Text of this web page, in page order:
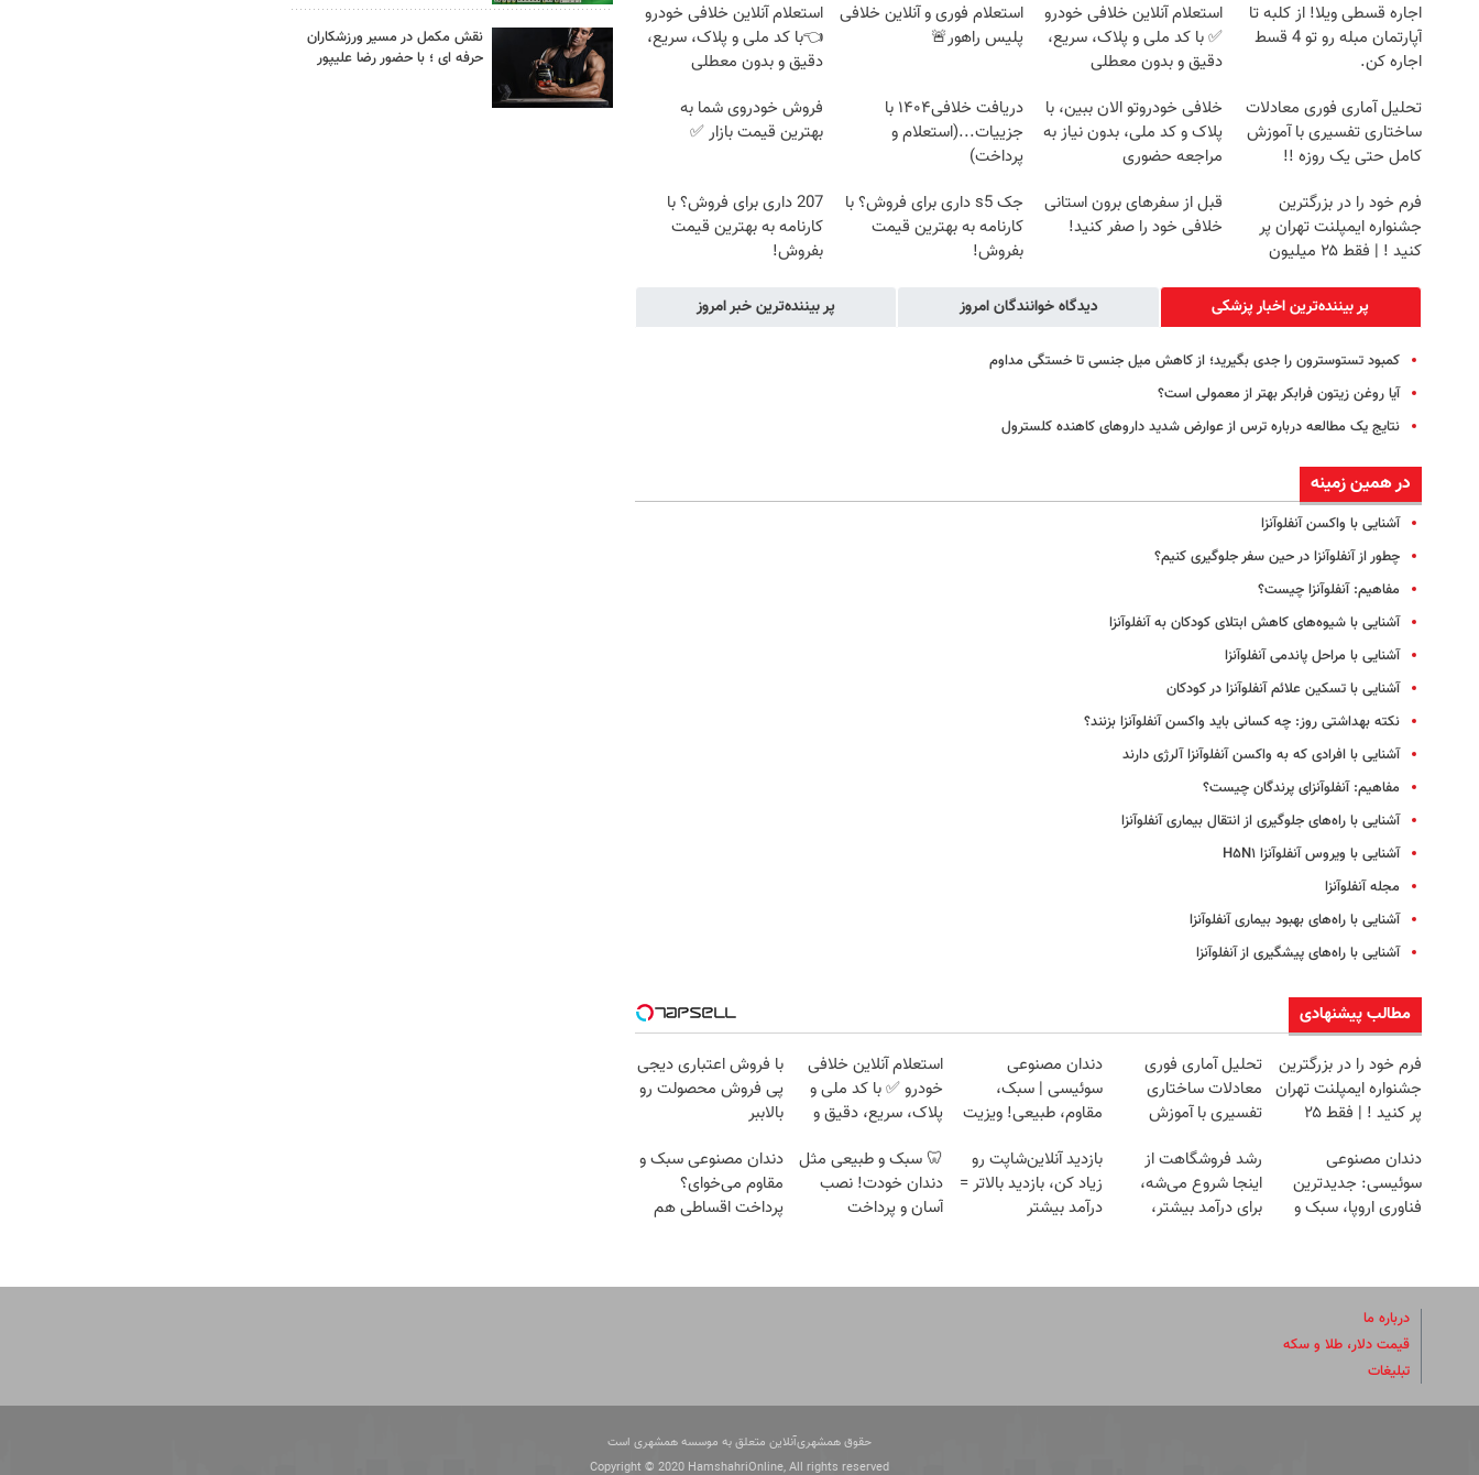
اجاره‌ قسطی ویلا! از کلبه تا
آپارتمان مبله رو تو 4 قسط
اجاره کن.
استعلام آنلاین خلافی خودرو
✅ با کد ملی و پلاک، سریع،
دقیق و بدون معطلی
استعلام فوری و آنلاین خلافی
پلیس راهور🚨
استعلام آنلاین خلافی خودرو
👈با کد ملی و پلاک، سریع،
دقیق و بدون معطلی
تحلیل آماری فوری معادلات
ساختاری تفسیری با آموزش
کامل حتی یک روزه !!
خلافی خودروتو الان ببین، با
پلاک و کد ملی، بدون نیاز به
مراجعه حضوری
دریافت خلافی۱۴۰۴ با
جزییات...(استعلام و
پرداخت)
فروش خودروی شما به
بهترین قیمت بازار ✅
فرم خود را در بزرگترین
جشنواره ایمپلنت تهران پر
کنید ! | فقط ۲۵ میلیون
قبل از سفرهای برون استانی
خلافی خود را صفر کنید!
جک s5 داری برای فروش؟ با
کارنامه به بهترین قیمت
بفروش!
207 داری برای فروش؟ با
کارنامه به بهترین قیمت
بفروش!
پر بیننده‌ترین اخبار پزشکی دیدگاه خوانندگان امروز پر بیننده‌ترین خبر امروز
کمبود تستوسترون را جدی بگیرید؛ از کاهش میل جنسی تا خستگی مداوم
آیا روغن زیتون فرابکر بهتر از معمولی است؟
نتایج یک مطالعه درباره ترس از عوارض شدید داروهای کاهنده کلسترول
در همین زمینه
آشنایی با واکسن آنفلوآنزا
چطور از آنفلوآنزا در حین سفر جلوگیری کنیم؟
مفاهیم: آنفلوآنزا چیست؟
آشنایی با شیوه‌های کاهش ابتلای کودکان به آنفلوآنزا
آشنایی با مراحل پاندمی آنفلوآنزا
آشنایی با تسکین علائم آنفلوآنزا در کودکان
نکته بهداشتی روز: چه کسانی باید واکسن آنفلوآنزا بزنند؟
آشنایی با افرادی که به واکسن آنفلوآنزا آلرژی دارند
مفاهیم: آنفلوآنزای پرندگان چیست؟
آشنایی با راه‌های جلوگیری از انتقال بیماری آنفلوآنزا
آشنایی با ویروس آنفلوآنزا H۵N۱
مجله آنفلوآنزا
آشنایی با راه‌های بهبود بیماری آنفلوآنزا
آشنایی با راه‌های پیشگیری از آنفلوآنزا
مطالب پیشنهادی
فرم خود را در بزرگترین
جشنواره ایمپلنت تهران
پر کنید ! | فقط ۲۵
تحلیل آماری فوری
معادلات ساختاری
تفسیری با آموزش
دندان مصنوعی
سوئیسی | سبک،
مقاوم، طبیعی! ویزیت
اقساطی😍
استعلام آنلاین خلافی
خودرو ✅ با کد ملی و
پلاک، سریع، دقیق و
با فروش اعتباری دیجی
پی فروش محصولت رو
بالاببر
دندان مصنوعی
سوئیسی: جدیدترین
فناوری اروپا، سبک و
رشد فروشگاهت از
اینجا شروع می‌شه،
برای درآمد بیشتر،
بازدید آنلاین‌شاپت رو
زیاد کن، بازدید بالاتر =
درآمد بیشتر
🦷 سبک و طبیعی مثل
دندان خودت! نصب
آسان و پرداخت
دندان مصنوعی سبک و
مقاوم می‌خوای؟
پرداخت اقساطی هم
نقش مکمل در مسیر ورزشکاران
حرفه ای ؛ با حضور رضا علیپور
درباره ما
قیمت دلار، طلا و سکه
تبلیغات
حقوق همشهری‌آنلاین متعلق به موسسه همشهری است
Copyright © 2020 HamshahriOnline, All rights reserved